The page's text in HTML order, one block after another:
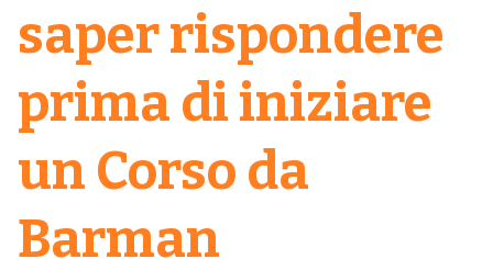
saper rispondere
prima di iniziare
un Corso da
Barman